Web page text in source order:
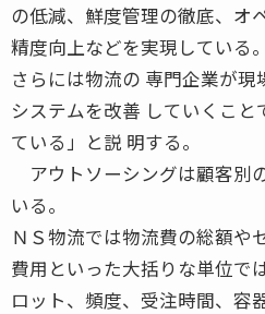
の低減、鮮度管理の徹底、オ
精度向上などを実現している。
さらには物流の 専門企業が現
システムを改善 していくこ
ている」と説 明する。
アウトソーシングは顧客別
いる。
ＮＳ物流では物流費の総額や
費用といった大括りな単位で
ロット、頻度、受注時間、容